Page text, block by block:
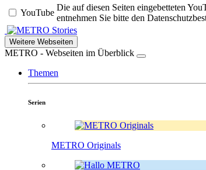
YouTube
Die auf diesen Seiten eingebetteten
entnehmen Sie bitte den
Stories
Weitere Webseiten
METRO - Webseiten im Überblick
Themen
Serien
METRO Originals